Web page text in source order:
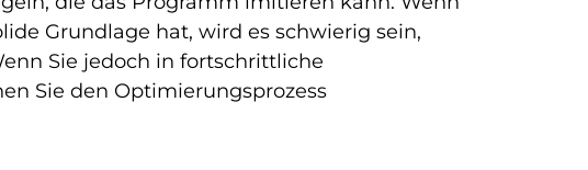
Grundlage hat, wird es schwierig sein,
Sie jedoch in fortschrittliche
Sie den Optimierungsprozess